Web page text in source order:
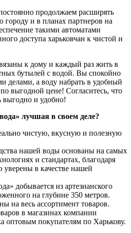
продолжаем расширять
городу и в планах партнеров на
такими автоматами
доступа харьковчан к чистой и
к дому и каждый раз жить в
бутылей с водой. Вы спокойно
делами, а воду набрать в удобный
выгодной цене! Согласитесь, что
выгодно и удобно!
лучшая в своем деле?
чистую, вкусную и полезную
нашей воды основаны на самых
и стандартах, благодаря
в качестве нашей
добывается из артезианского
на глубине 350 метров.
на весь ассортимент товаров.
в магазинах компании
оптовым покупателям по Харькову.